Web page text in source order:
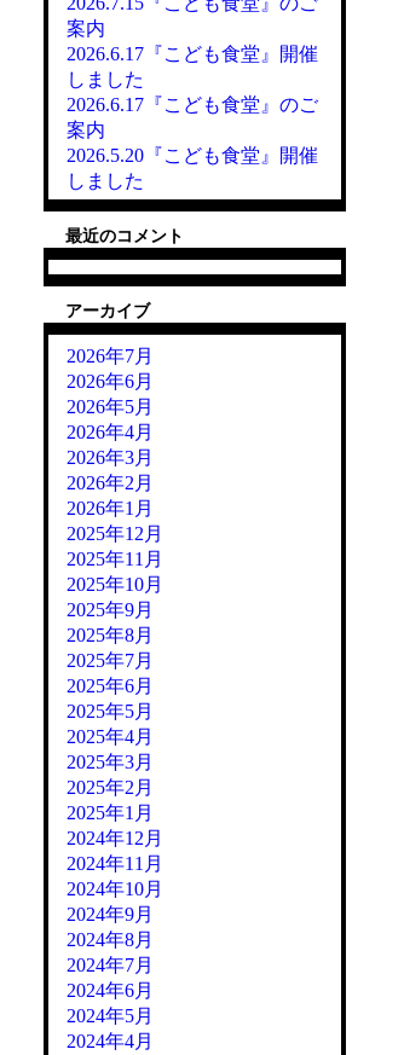
案内
2026.6.17『こども食堂』開催
しました
2026.6.17『こども食堂』のご
案内
2026.5.20『こども食堂』開催
しました
最近のコメント
アーカイブ
2026年7月
2026年6月
2026年5月
2026年4月
2026年3月
2026年2月
2026年1月
2025年12月
2025年11月
2025年10月
2025年9月
2025年8月
2025年7月
2025年6月
2025年5月
2025年4月
2025年3月
2025年2月
2025年1月
2024年12月
2024年11月
2024年10月
2024年9月
2024年8月
2024年7月
2024年6月
2024年5月
2024年4月